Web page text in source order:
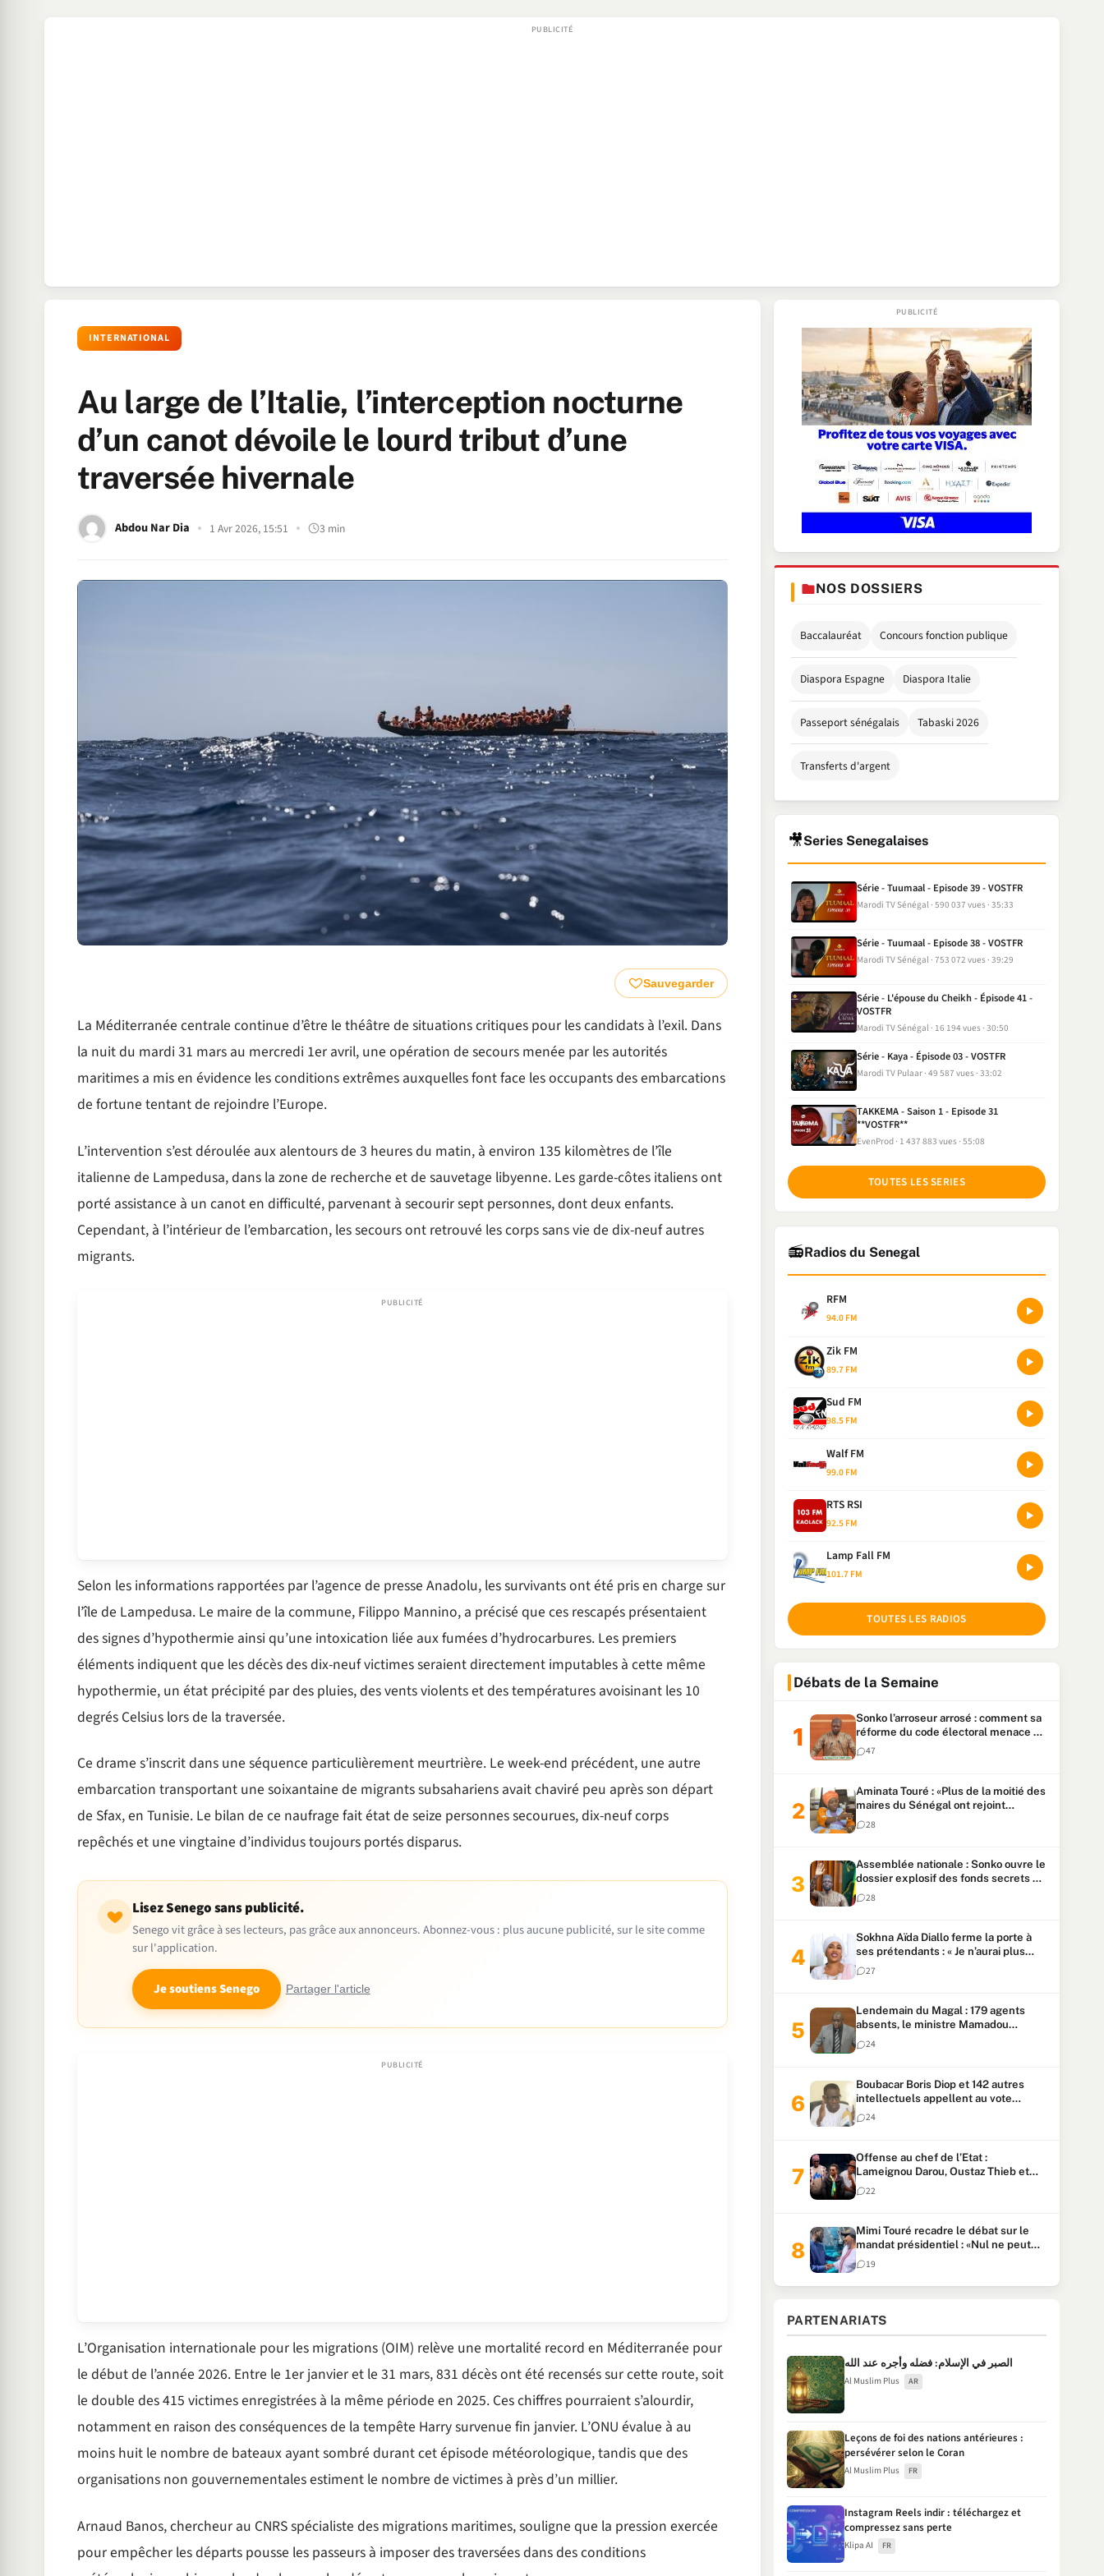
INTERNATIONAL
Au large de l’Italie, l’interception nocturne
d’un canot dévoile le lourd tribut d’une
traversée hivernale
Abdou Nar Dia 1 Avr 2026, 15:51 3 min
Sauvegarder
La Méditerranée centrale continue d’être le théâtre de situations critiques pour les candidats à l’exil. Dans
la nuit du mardi 31 mars au mercredi 1er avril, une opération de secours menée par les autorités
maritimes a mis en évidence les conditions extrêmes auxquelles font face les occupants des embarcations
de fortune tentant de rejoindre l’Europe.
L’intervention s’est déroulée aux alentours de 3 heures du matin, à environ 135 kilomètres de l’île
italienne de Lampedusa, dans la zone de recherche et de sauvetage libyenne. Les garde-côtes italiens ont
porté assistance à un canot en difficulté, parvenant à secourir sept personnes, dont deux enfants.
Cependant, à l’intérieur de l’embarcation, les secours ont retrouvé les corps sans vie de dix-neuf autres
migrants.
Selon les informations rapportées par l’agence de presse Anadolu, les survivants ont été pris en charge sur
l’île de Lampedusa. Le maire de la commune, Filippo Mannino, a précisé que ces rescapés présentaient
des signes d’hypothermie ainsi qu’une intoxication liée aux fumées d’hydrocarbures. Les premiers
éléments indiquent que les décès des dix-neuf victimes seraient directement imputables à cette même
hypothermie, un état précipité par des pluies, des vents violents et des températures avoisinant les 10
degrés Celsius lors de la traversée.
Ce drame s’inscrit dans une séquence particulièrement meurtrière. Le week-end précédent, une autre
embarcation transportant une soixantaine de migrants subsahariens avait chaviré peu après son départ
de Sfax, en Tunisie. Le bilan de ce naufrage fait état de seize personnes secourues, dix-neuf corps
repêchés et une vingtaine d’individus toujours portés disparus.
Lisez Senego sans publicité.
Senego vit grâce à ses lecteurs, pas grâce aux annonceurs. Abonnez-vous : plus aucune publicité, sur le site comme
sur l'application.
Je soutiens Senego Partager l'article
L’Organisation internationale pour les migrations (OIM) relève une mortalité record en Méditerranée pour
le début de l’année 2026. Entre le 1er janvier et le 31 mars, 831 décès ont été recensés sur cette route, soit
le double des 415 victimes enregistrées à la même période en 2025. Ces chiffres pourraient s’alourdir,
notamment en raison des conséquences de la tempête Harry survenue fin janvier. L’ONU évalue à au
moins huit le nombre de bateaux ayant sombré durant cet épisode météorologique, tandis que des
organisations non gouvernementales estiment le nombre de victimes à près d’un millier.
Arnaud Banos, chercheur au CNRS spécialiste des migrations maritimes, souligne que la pression exercée
pour empêcher les départs pousse les passeurs à imposer des traversées dans des conditions
NOS DOSSIERS
Baccalauréat Concours fonction publique
Diaspora Espagne Diaspora Italie
Passeport sénégalais Tabaski 2026
Transferts d'argent
🎥Series Senegalaises
Série - Tuumaal - Episode 39 - VOSTFR
Marodi TV Sénégal 590 037 vues 35:33
Série - Tuumaal - Episode 38 - VOSTFR
Marodi TV Sénégal 753 072 vues 39:29
Série - L'épouse du Cheikh - Épisode 41 -
VOSTFR
Marodi TV Sénégal 16 194 vues 30:50
Série - Kaya - Épisode 03 - VOSTFR
Marodi TV Pulaar 49 587 vues 33:02
TAKKEMA - Saison 1 - Episode 31
**VOSTFR**
EvenProd 1 437 883 vues 55:08
TOUTES LES SERIES
📻Radios du Senegal
RFM
94.0 FM
Zik FM
89.7 FM
Sud FM
98.5 FM
Walf FM
99.0 FM
RTS RSI
92.5 FM
Lamp Fall FM
101.7 FM
TOUTES LES RADIOS
Débats de la Semaine
Sonko l’arroseur arrosé : comment sa
réforme du code électoral menace sa
candidature
47
Aminata Touré : «Plus de la moitié des
maires du Sénégal ont rejoint
Kiiraay»
28
Assemblée nationale : Sonko ouvre le
dossier explosif des fonds secrets et
du patrimoine présidentiel
28
Sokhna Aïda Diallo ferme la porte à
ses prétendants : « Je n’aurai plus
jamais un autre mari »
27
Lendemain du Magal : 179 agents
absents, le ministre Mamadou
Lamine Dianté exige des explications
24
Boubacar Boris Diop et 142 autres
intellectuels appellent au vote
urgent de la révision
constitutionnelle
24
Offense au chef de l’Etat :
Lameignou Darou, Oustaz Thieb et
Ndiaye Touba lourdement
condamnés
22
Mimi Touré recadre le débat sur le
mandat présidentiel : «Nul ne peut
faire plus de deux mandats
consécutifs de 5 ans»
19
PARTENARIATS
الصبر في الإسلام: فضله وأجره عند الله
Al Muslim Plus AR
Leçons de foi des nations antérieures :
persévérer selon le Coran
Al Muslim Plus FR
Instagram Reels indir : téléchargez et
compressez sans perte
Klipa AI FR